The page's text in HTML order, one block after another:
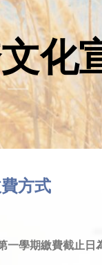
化
方式
學期繳費截止日